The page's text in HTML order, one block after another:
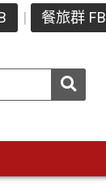
餐旅群 FB
送出